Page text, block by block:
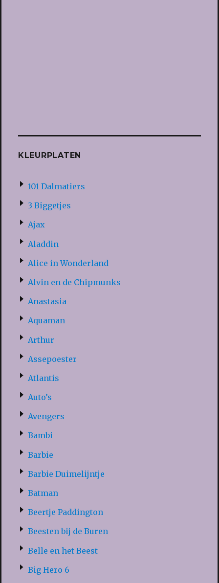
KLEURPLATEN
101 Dalmatiers
3 Biggetjes
Ajax
Aladdin
Alice in Wonderland
Alvin en de Chipmunks
Anastasia
Aquaman
Arthur
Assepoester
Atlantis
Auto’s
Avengers
Bambi
Barbie
Barbie Duimelijntje
Batman
Beertje Paddington
Beesten bij de Buren
Belle en het Beest
Big Hero 6